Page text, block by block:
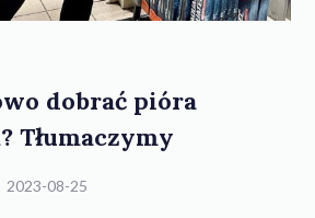
dobrać pióra
Tłumaczymy
2023-08-25